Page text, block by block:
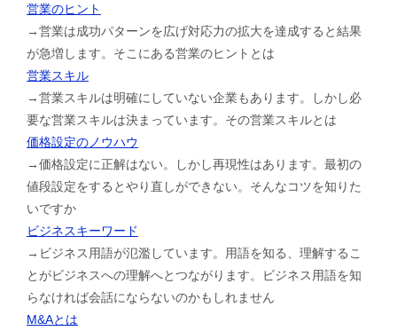
営業のヒント
→営業は成功パターンを広げ対応力の拡大を達成すると結果
が急増します。そこにある営業のヒントとは
営業スキル
→営業スキルは明確にしていない企業もあります。しかし必
要な営業スキルは決まっています。その営業スキルとは
価格設定のノウハウ
→価格設定に正解はない。しかし再現性はあります。最初の
値段設定をするとやり直しができない。そんなコツを知りた
いですか
ビジネスキーワード
→ビジネス用語が氾濫しています。用語を知る、理解するこ
とがビジネスへの理解へとつながります。ビジネス用語を知
らなければ会話にならないのかもしれません
M&Aとは